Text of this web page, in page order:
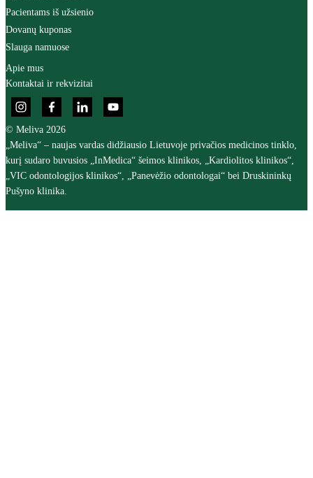
Pacientams iš užsienio
Dovanų kuponas
Slauga namuose
Apie mus
Kontaktai ir rekvizitai
© Meliva 2026
„Meliva“ – naujas vardas didžiausio Lietuvoje privačios medicinos tinklo,
kurį sudaro buvusios „InMedica“ šeimos klinikos, „Kardiolitos klinikos“,
„VIC odontologijos klinikos“, „Panevėžio odontologai“ bei Druskininkų
Pušyno klinika.